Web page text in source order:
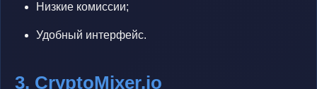
Низкие комиссии;
Удобный интерфейс.
3. CryptoMixer.io